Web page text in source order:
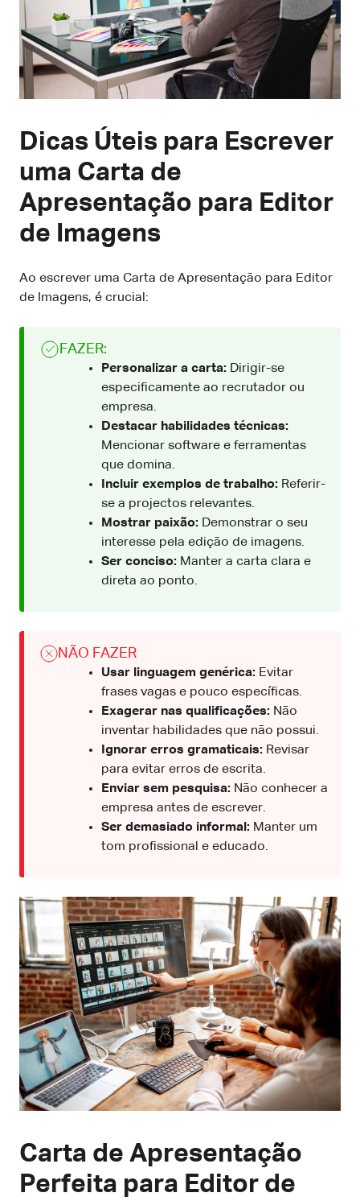
Dicas Úteis para Escrever
uma Carta de
Apresentação para Editor
de Imagens
Ao escrever uma Carta de Apresentação para Editor
de Imagens, é crucial:
FAZER:
Personalizar a carta: Dirigir-se
especificamente ao recrutador ou
empresa.
Destacar habilidades técnicas:
Mencionar software e ferramentas
que domina.
Incluir exemplos de trabalho: Referir-
se a projectos relevantes.
Mostrar paixão: Demonstrar o seu
interesse pela edição de imagens.
Ser conciso: Manter a carta clara e
direta ao ponto.
NÃO FAZER
Usar linguagem genérica: Evitar
frases vagas e pouco específicas.
Exagerar nas qualificações: Não
inventar habilidades que não possui.
Ignorar erros gramaticais: Revisar
para evitar erros de escrita.
Enviar sem pesquisa: Não conhecer a
empresa antes de escrever.
Ser demasiado informal: Manter um
tom profissional e educado.
Carta de Apresentação
Perfeita para Editor de